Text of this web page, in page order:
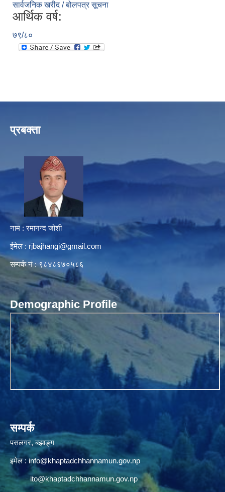
सार्वजनिक खरीद / बोलपत्र सूचना
आर्थिक वर्ष:
७९/८०
प्रबक्ता
नाम : रमानन्द जोशी
ईमेल : rjbajhangi@gmail.com
सम्पर्क नं : ९८४८६७०५८६
Demographic Profile
सम्पर्क
पसलगर, बझाङ्ग
इमेल : info@khaptadchhannamun.gov.np
ito@khaptadchhannamun.gov.np